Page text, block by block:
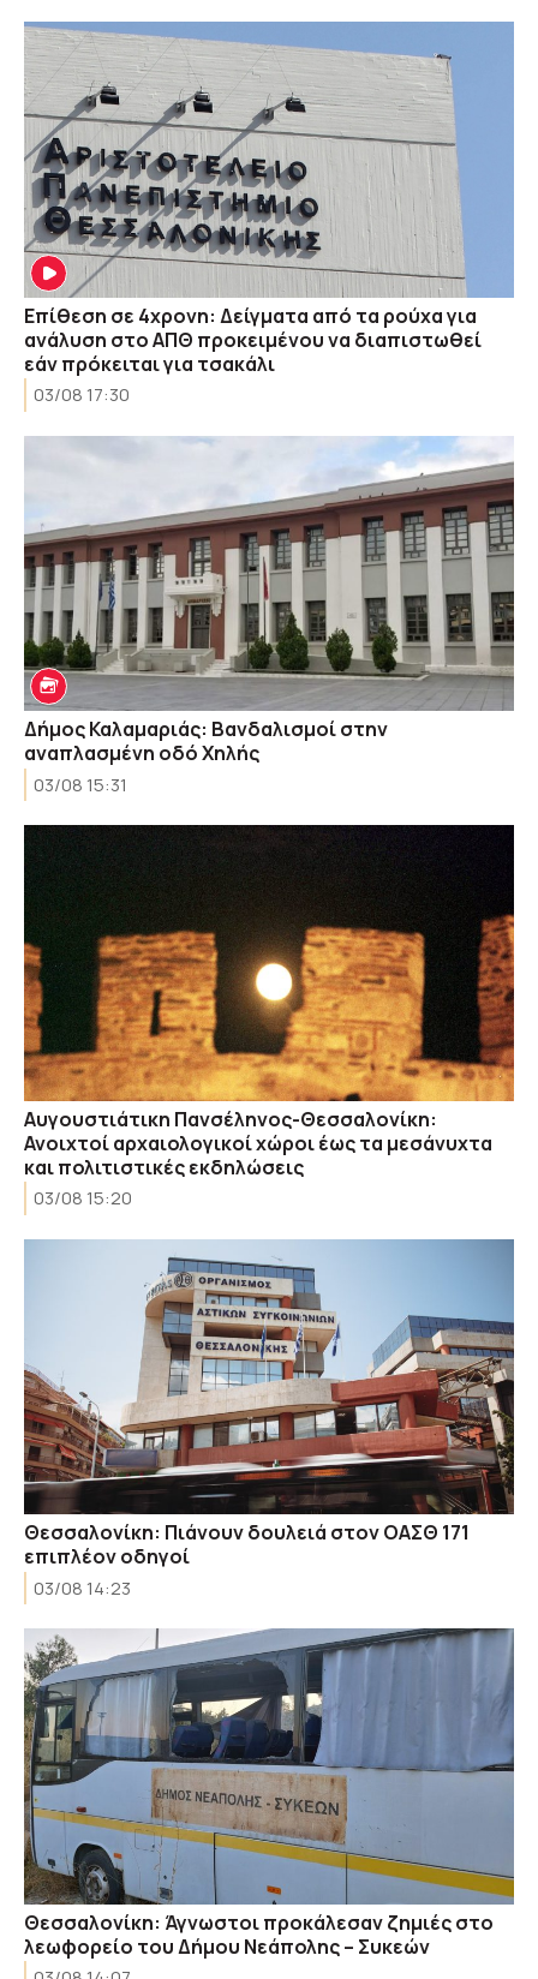
Επίθεση σε 4χρονη: Δείγματα από τα ρούχα για
ανάλυση στο ΑΠΘ προκειμένου να διαπιστωθεί
εάν πρόκειται για τσακάλι
03/08 17:30
Δήμος Καλαμαριάς: Βανδαλισμοί στην
αναπλασμένη οδό Χηλής
03/08 15:31
Αυγουστιάτικη Πανσέληνος-Θεσσαλονίκη:
Ανοιχτοί αρχαιολογικοί χώροι έως τα μεσάνυχτα
και πολιτιστικές εκδηλώσεις
03/08 15:20
Θεσσαλονίκη: Πιάνουν δουλειά στον ΟΑΣΘ 171
επιπλέον οδηγοί
03/08 14:23
Θεσσαλονίκη: Άγνωστοι προκάλεσαν ζημιές στο
λεωφορείο του Δήμου Νεάπολης – Συκεών